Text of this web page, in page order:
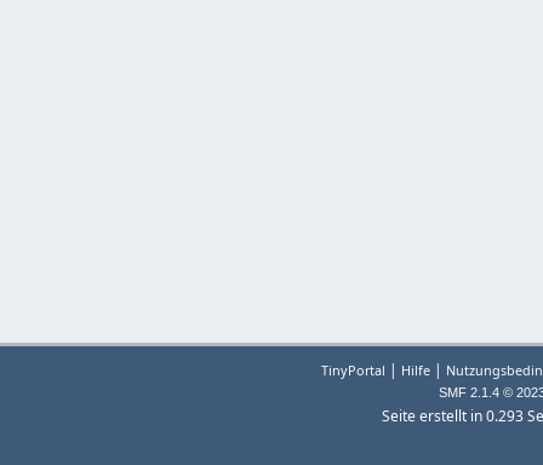
TinyPortal | Hilfe |
SMF 2.1.4 ©
Seite erstellt in 0.293